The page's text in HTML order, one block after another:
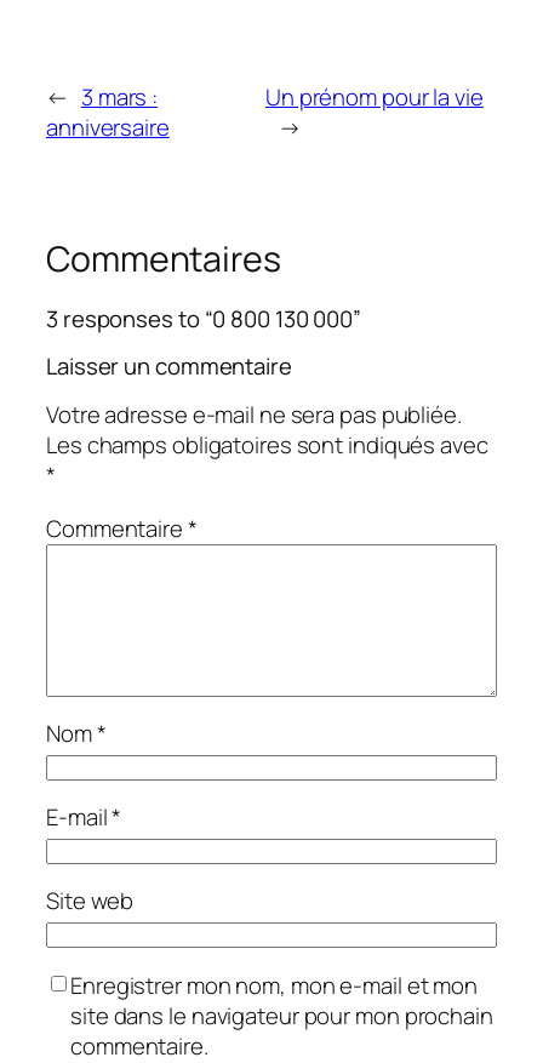
← 3 mars :
anniversaire
Un prénom pour la vie
→
Commentaires
3 responses to “0 800 130 000”
Laisser un commentaire
Votre adresse e-mail ne sera pas publiée.
Les champs obligatoires sont indiqués avec
*
Commentaire*
Nom*
E-mail*
Site web
Enregistrer mon nom, mon e-mail et mon
site dans le navigateur pour mon prochain
commentaire.